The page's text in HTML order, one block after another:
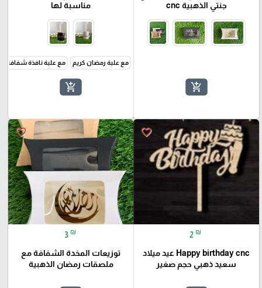
جنتي الذهبية cnc
add_shopping_cart
مناسبة لها
مع علبة رمضان كريم مع علبة نافذة شفافة
add_shopping_cart
favorite_border
2 ₪
Happy birthday cnc عيد ميلاد
سعيد ذهبي حجم صغير
favorite_border
3 ₪
توزيعات المخدة الشفافة مع
ملصقات رمضان الذهبية